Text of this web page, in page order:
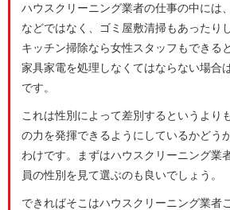
ハウスクリーニング業者の仕事の中には
などではなく、ゴミ屋敷清掃もあったり
キッチン掃除なら女性スタッフもできる
家具家電を処理しなくてはならない場合
です。
これは性別によって差別するというより
の力を発揮できるようにしているかどう
わけです。まずはハウスクリーニング業
員の性別を見て選ぶのも良いでしょう。
できればそこはハウスクリーニング業者